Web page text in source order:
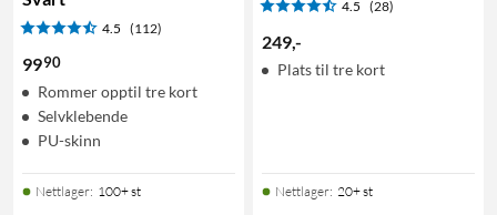
4.5 (112)
9990
Rommer opptil tre kort
Selvklebende
PU-skinn
Nettlager: 100+ st
4.5 (28)
249,-
Plats til tre kort
Nettlager: 20+ st